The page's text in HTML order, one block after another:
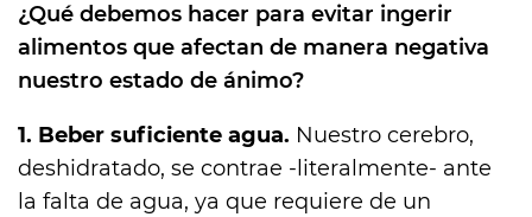
¿Qué debemos hacer para evitar ingerir
alimentos que afectan de manera negativa
nuestro estado de ánimo?
1. Beber suficiente agua. Nuestro cerebro,
deshidratado, se contrae -literalmente- ante
la falta de agua, ya que requiere de un